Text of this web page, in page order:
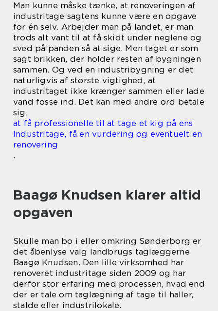
Man kunne måske tænke, at renoveringen af
industritage sagtens kunne være en opgave
for én selv. Arbejder man på landet, er man
trods alt vant til at få skidt under neglene og
sved på panden så at sige. Men taget er som
sagt brikken, der holder resten af bygningen
sammen. Og ved en industribygning er det
naturligvis af største vigtighed, at
industritaget ikke krænger sammen eller lade
vand fosse ind. Det kan med andre ord betale
sig,
at få professionelle til at tage et kig på ens
Industritage, få en vurdering og eventuelt en
renovering
.
Baagø Knudsen klarer altid
opgaven
Skulle man bo i eller omkring Sønderborg er
det åbenlyse valg landbrugs taglæggerne
Baagø Knudsen. Den lille virksomhed har
renoveret industritage siden 2009 og har
derfor stor erfaring med processen, hvad end
der er tale om taglægning af tage til haller,
stalde eller industrilokale.